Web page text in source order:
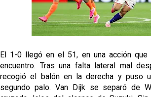
El 1-0 llegó en el 51, en una acción que
encuentro. Tras una falta lateral mal
recogió el balón en la derecha y puso
segundo palo. Van Dijk se separó de